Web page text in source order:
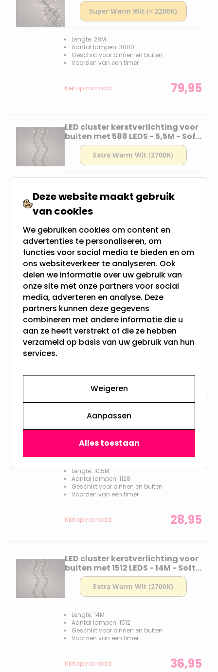
Lengte: 28M
Aantal lampen: 3000
Geschikt voor binnen en buiten
Voorzien van een timer
Niet op voorraad 79,95
LED cluster kerstverlichting voor
buiten met 588 LEDS - 5,5M - Soft
Gold - 2700K
Aantal lampen: 588
Geschikt voor binnen en buiten
Voorzien van een timer
Niet op voorraad
LED cluster kerstverlichting voor
buiten met 768 LEDS - 7M - Soft
Gold - 2700K
Lengte: 7M
Aantal lampen: 768
Geschikt voor binnen en buiten
Niet op voorraad 19,95
LED cluster kerstverlichting voor
buiten met 1128 LEDS - 10,5M -
Soft Gold - 2700K
Lengte: 10,5M
Aantal lampen: 1128
Geschikt voor binnen en buiten
Voorzien van een timer
Niet op voorraad 28,95
LED cluster kerstverlichting voor
buiten met 1512 LEDS - 14M - Soft
Gold - 2700K
Lengte: 14M
Aantal lampen: 1512
Geschikt voor binnen en buiten
Voorzien van een timer
Niet op voorraad 36,95
Deze website maakt gebruik
van cookies
We gebruiken cookies om content en
advertenties te personaliseren, om
functies voor social media te bieden en om
ons websiteverkeer te analyseren. Ook
delen we informatie over uw gebruik van
onze site met onze partners voor social
media, adverteren en analyse. Deze
partners kunnen deze gegevens
combineren met andere informatie die u
aan ze heeft verstrekt of die ze hebben
verzameld op basis van uw gebruik van hun
services.
Weigeren
Aanpassen
Alles toestaan